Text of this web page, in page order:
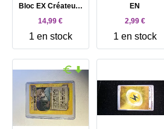
Bloc EX Créateurs
de Légendes
14,99 €
1 en stock
EN
2,99 €
1 en stock